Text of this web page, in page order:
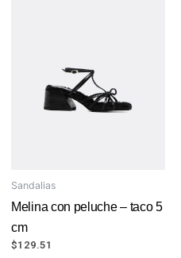
Sandalias
Melina con peluche – taco 5
cm
$129.51